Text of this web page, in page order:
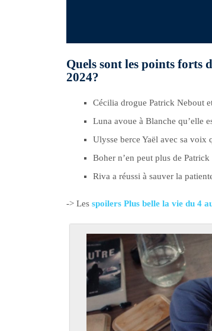
Quels sont les points forts
2024?
Cécilia drogue Patrick Nebout
Luna avoue à Blanche qu’elle
Ulysse berce Yaël avec sa voix
Boher n’en peut plus de Patrick
Riva a réussi à sauver la
-> Les spoilers Plus belle la vie du 4